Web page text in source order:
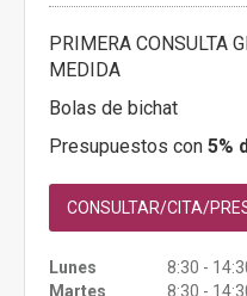
PRIMERA CONSULTA
MEDIDA
Bolas de bichat
Presupuestos con 5%
CONSULTAR/CITA/
Lunes
8:30 -
Martes
8:30 -